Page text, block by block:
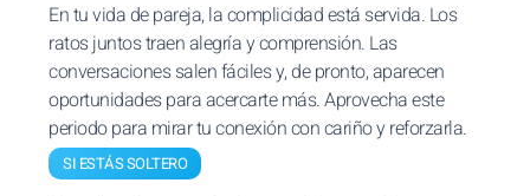
En tu vida de pareja, la complicidad está servida. Los
ratos juntos traen alegría y comprensión. Las
conversaciones salen fáciles y, de pronto, aparecen
oportunidades para acercarte más. Aprovecha este
periodo para mirar tu conexión con cariño y reforzarla.
SI ESTÁS SOLTERO